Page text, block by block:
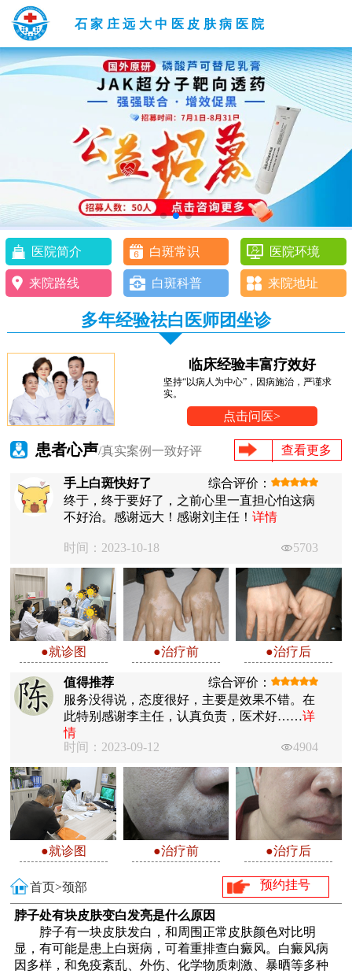
石家庄远大中医皮肤病医院
医院简介 白斑常识 医院环境
来院路线 白斑科普 来院地址
多年经验祛白医师团坐诊
临床经验丰富疗效好
坚持“以病人为中心”，因病施治，严谨求
实。
点击问医>
患者心声/真实案例一致好评 查看更多
手上白斑快好了
综合评价：
终于，终于要好了，之前心里一直担心怕这病
不好治。感谢远大！感谢刘主任！详情
时间：2023-10-18 5703
●就诊图 ●治疗前 ●治疗后
值得推荐
综合评价：
服务没得说，态度很好，主要是效果不错。在
此特别感谢李主任，认真负责，医术好……详
情
时间：2023-09-12
4904
●就诊图 ●治疗前 ●治疗后
首页>颈部 预约挂号
脖子处有块皮肤变白发亮是什么原因
脖子有一块皮肤发白，和周围正常皮肤颜色对比明
显，有可能是患上白斑病，可着重排查白癜风。白癜风病
因多样，和免疫紊乱、外伤、化学物质刺激、暴晒等多种